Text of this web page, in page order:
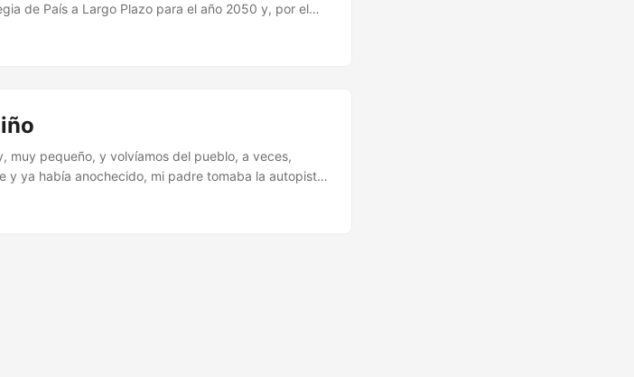
de País a Largo Plazo para el año 2050 y, por el
he tropezado con Reportaje desde el siglo XXI,
muy pequeño, y volvíamos del pueblo, a veces,
y ya había anochecido, mi padre tomaba la autopista
resultaba asombroso tener que pagar —¿me